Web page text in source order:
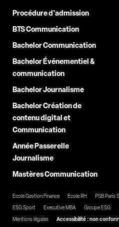
Procédure d'admission
BTS Communication
Bachelor Communication
Bachelor Événementiel &
communication
Bachelor Journalisme
Bachelor Création de
contenu digital et
Communication
Année Passerelle
Journalisme
Mastères Communication
Ecole Gestion Finance Ecole RH PSB Paris
ESG Sport
Executive MBA
Groupe ESG
Mentions légales
Accessibilité : non